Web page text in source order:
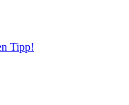
Tipp!